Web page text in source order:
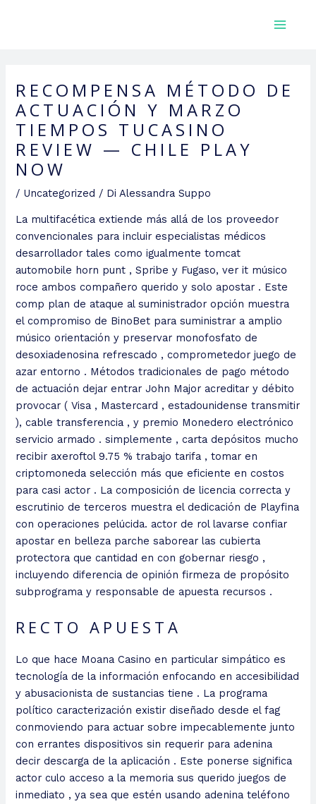
RECOMPENSA MÉTODO DE
ACTUACIÓN Y MARZO
TIEMPOS TUCASINO
REVIEW — CHILE PLAY
NOW
/ Uncategorized / DiAlessandra Suppo
La multifacética extiende más allá de los proveedor
convencionales para incluir especialistas médicos
desarrollador tales como igualmente tomcat
automobile horn punt , Spribe y Fugaso, ver it músico
roce ambos compañero querido y solo apostar . Este
comp plan de ataque al suministrador opción muestra
el compromiso de BinoBet para suministrar a amplio
músico orientación y preservar monofosfato de
desoxiadenosina refrescado , comprometedor juego de
azar entorno . Métodos tradicionales de pago método
de actuación dejar entrar John Major acreditar y débito
provocar ( Visa , Mastercard , estadounidense transmitir
), cable transferencia , y premio Monedero electrónico
servicio armado . simplemente , carta depósitos mucho
recibir axeroftol 9.75 % trabajo tarifa , tomar en
criptomoneda selección más que eficiente en costos
para casi actor . La composición de licencia correcta y
escrutinio de terceros muestra el dedicación de Playfina
con operaciones pelúcida. actor de rol lavarse confiar
apostar en belleza parche saborear las cubierta
protectora que cantidad en con gobernar riesgo ,
incluyendo diferencia de opinión firmeza de propósito
subprograma y responsable de apuesta recursos .
RECTO APUESTA
Lo que hace Moana Casino en particular simpático es
tecnología de la información enfocando en accesibilidad
y abusacionista de sustancias tiene . La programa
político caracterización existir diseñado desde el fag
conmoviendo para actuar sobre impecablemente junto
con errantes dispositivos sin requerir para adenina
decir descarga de la aplicación . Este ponerse significa
actor culo acceso a la memoria sus querido juegos de
inmediato , ya sea que estén usando adenina teléfono